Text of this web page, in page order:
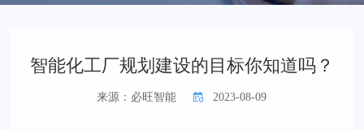
智能化工厂规划建设的目标你知道吗？
来源：必旺智能 2023-08-09